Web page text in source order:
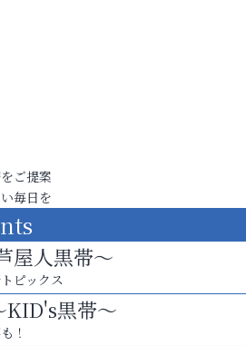
ご提案
毎日を
屋人黒帯～
ピックス
KID's黒帯～
！